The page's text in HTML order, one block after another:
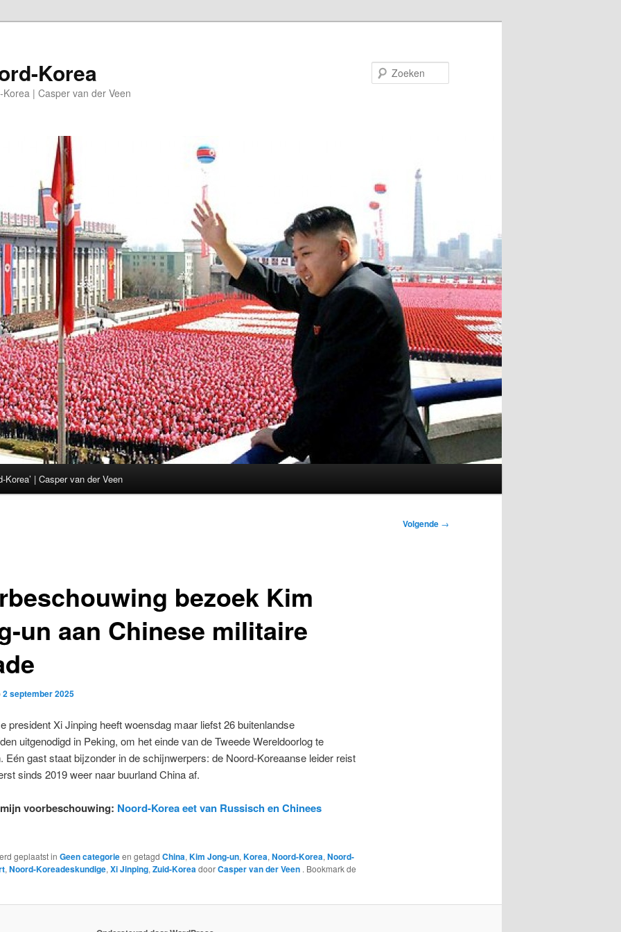
Korea
| Casper van der Veen
Korea’ | Casper van der Veen
Volgende →
bezoek Kim
un aan Chinese militaire
2 september 2025
president Xi Jinping heeft woensdag maar liefst 26 buitenlandse
uitgenodigd in Peking, om het einde van de Tweede Wereldoorlog te
Eén gast staat bijzonder in de schijnwerpers: de Noord-Koreaanse leider reist
sinds 2019 weer naar buurland China af.
voorbeschouwing: Noord-Korea eet van Russisch en Chinees
geplaatst in Geen categorieen getagd China, Kim Jong-un, Korea, Noord-Korea, Noord-
, Noord-Koreadeskundige, Xi Jinping, Zuid-KoreadoorCasper van der Veen . Bookmark de